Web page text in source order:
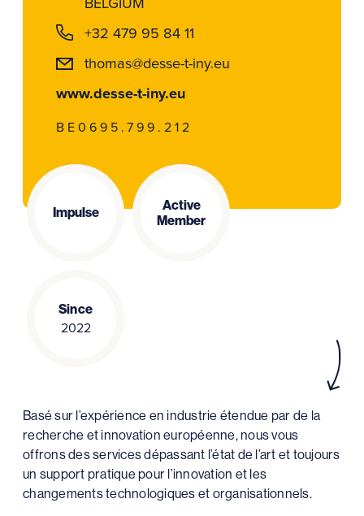
+32 479 95 84 11
thomas@desse-t-iny.eu
www.desse-t-iny.eu
BE0695.799.212
Impulse
Active
Member
Since
2022
Basé sur l’expérience en industrie étendue par de la
recherche et innovation européenne, nous vous
offrons des services dépassant l’état de l’art et toujours
un support pratique pour l’innovation et les
changements technologiques et organisationnels.